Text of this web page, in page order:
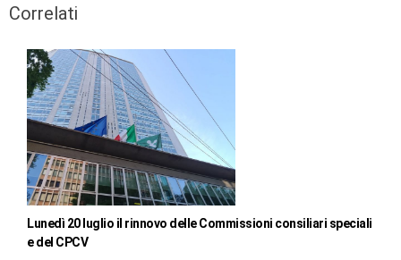
Correlati
Lunedì 20 luglio il rinnovo delle Commissioni consiliari speciali
e del CPCV